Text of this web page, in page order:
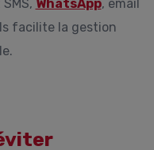
WhatsApp, email
facilite la gestion